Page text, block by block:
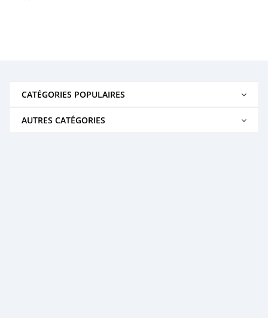
CATÉGORIES POPULAIRES
AUTRES CATÉGORIES